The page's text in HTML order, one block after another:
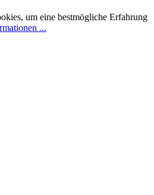
um eine bestmögliche Erfahrung
...